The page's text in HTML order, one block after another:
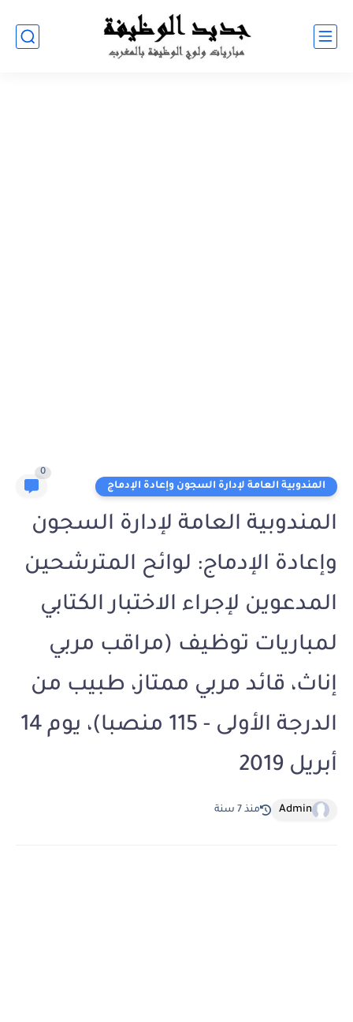
المندوبية العامة لإدارة السجون وإعادة الإدماج
0
المندوبية العامة لإدارة السجون
وإعادة الإدماج: لوائح المترشحين
المدعوين لإجراء الاختبار الكتابي
لمباريات توظيف (مراقب مربي
إناث، قائد مربي ممتاز، طبيب من
الدرجة الأولى - 115 منصبا)، يوم 14
أبريل 2019
Admin منذ 7 سنة